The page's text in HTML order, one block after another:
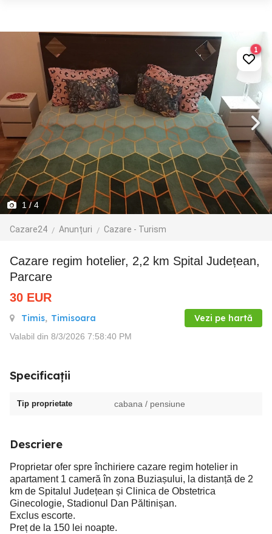
1 / 4
Cazare24 Anunțuri Cazare - Turism
1
Cazare regim hotelier, 2,2 km Spital Județean,
Parcare
30 EUR
Timis, Timisoara Vezi pe hartă
Valabil din 8/3/2026 7:58:40 PM
Specificații
Tip proprietate cabana / pensiune
Descriere
Proprietar ofer spre închiriere cazare regim hotelier in
apartament 1 cameră în zona Buziașului, la distanță de 2
km de Spitalul Județean și Clinica de Obstetrica
Ginecologie, Stadionul Dan Păltinișan.
Exclus escorte.
Preț de la 150 lei noapte.